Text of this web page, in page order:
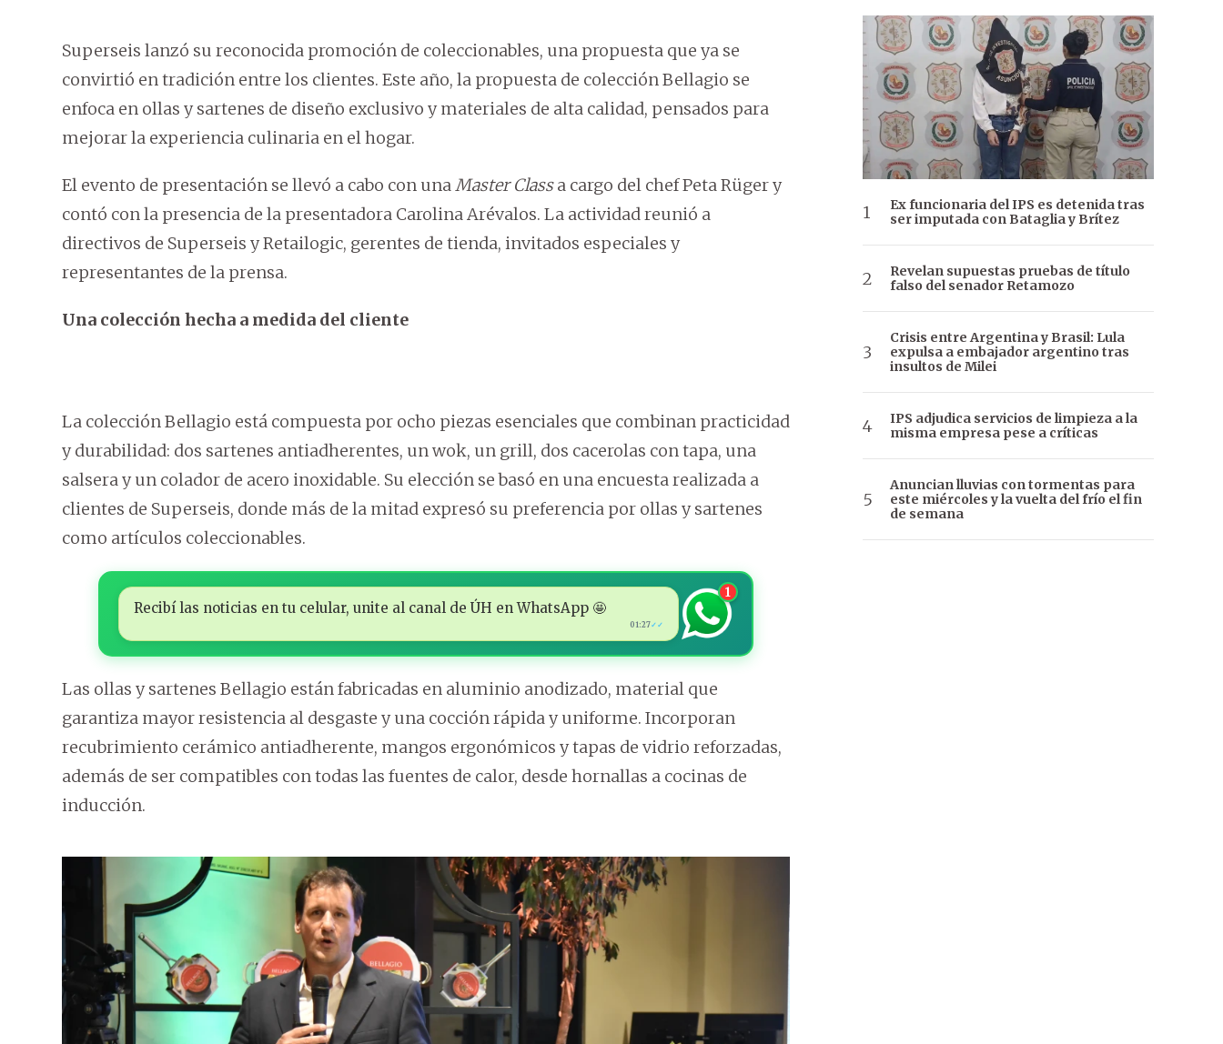
Superseis lanzó su reconocida promoción de coleccionables, una propuesta que ya se
convirtió en tradición entre los clientes. Este año, la propuesta de colección Bellagio se
enfoca en ollas y sartenes de diseño exclusivo y materiales de alta calidad, pensados para
mejorar la experiencia culinaria en el hogar.
El evento de presentación se llevó a cabo con unaMaster Classa cargo del chef Peta Rüger y
contó con la presencia de la presentadora Carolina Arévalos. La actividad reunió a
directivos de Superseis y Retailogic, gerentes de tienda, invitados especiales y
representantes de la prensa.
Una colección hecha a medida del cliente
La colección Bellagio está compuesta por ocho piezas esenciales que combinan practicidad
y durabilidad: dos sartenes antiadherentes, un wok, un grill, dos cacerolas con tapa, una
salsera y un colador de acero inoxidable. Su elección se basó en una encuesta realizada a
clientes de Superseis, donde más de la mitad expresó su preferencia por ollas y sartenes
como artículos coleccionables.
Recibí las noticias en tu celular, unite al canal de ÚH en WhatsApp 🤩
01:27✓✓
1
Las ollas y sartenes Bellagio están fabricadas en aluminio anodizado, material que
garantiza mayor resistencia al desgaste y una cocción rápida y uniforme. Incorporan
recubrimiento cerámico antiadherente, mangos ergonómicos y tapas de vidrio reforzadas,
además de ser compatibles con todas las fuentes de calor, desde hornallas a cocinas de
inducción.
Ex funcionaria del IPS es detenida tras
ser imputada con Bataglia y Brítez
Revelan supuestas pruebas de título
falso del senador Retamozo
Crisis entre Argentina y Brasil: Lula
expulsa a embajador argentino tras
insultos de Milei
IPS adjudica servicios de limpieza a la
misma empresa pese a críticas
Anuncian lluvias con tormentas para
este miércoles y la vuelta del frío el fin
de semana